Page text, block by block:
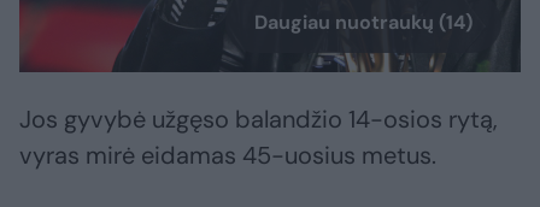
Daugiau nuotraukų (14)
Jos gyvybė užgęso balandžio 14-osios rytą,
vyras mirė eidamas 45-uosius metus.